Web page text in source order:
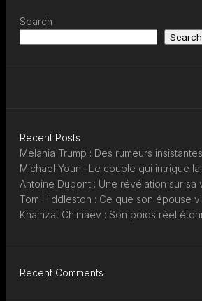
Search
Search
Recent Posts
Melania Trump : Des rumeurs
Michael Youn : Le couple qui intrigue
Antoine Dupont : Une révélation sur sa
Tom Hiddleston : Ce que son épouse
Khamzat Chimaev : Son poids réel
Recent Comments